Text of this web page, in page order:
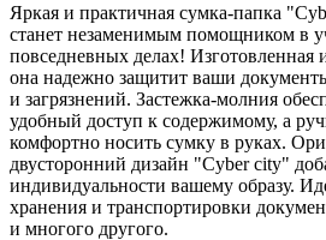
Яркая и практичная сумка-папка
станет незаменимым помощником в
повседневных делах! Изготовленная
она надежно защитит ваши
и загрязнений. Застежка-молния
удобный доступ к содержимому, а
комфортно носить сумку в руках.
двусторонний дизайн "Cyber city"
индивидуальности вашему образу.
хранения и транспортировки
и многого другого.